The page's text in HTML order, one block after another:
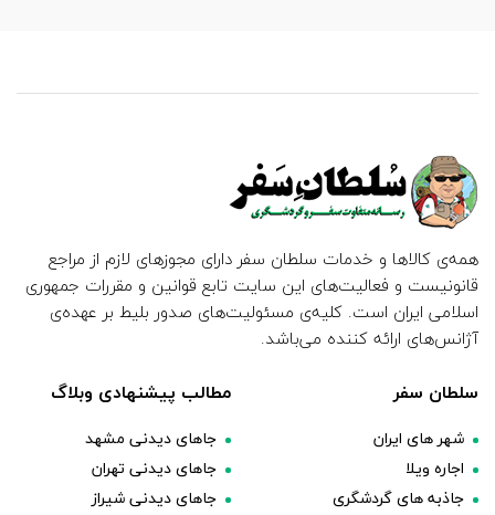
همه‌ی کالاها و خدمات سلطان سفر دارای مجوزهای لازم از مراجع
قانونیست و فعالیت‌های این سایت تابع قوانین و مقررات جمهوری
اسلامی ایران است. کلیه‌ی مسئولیت‌های صدور بلیط بر عهده‌ی
آژانس‌های ارائه کننده می‌باشد.
سلطان سفر
شهر های ایران
اجاره ویلا
جاذبه های گردشگری
مطالب پیشنهادی وبلاگ
جاهای دیدنی مشهد
جاهای دیدنی تهران
جاهای دیدنی شیراز